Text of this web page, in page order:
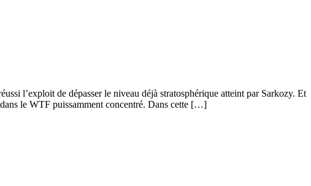
l’exploit de dépasser le niveau déjà stratosphérique atteint par Sarkozy. Et
le WTF puissamment concentré. Dans cette […]